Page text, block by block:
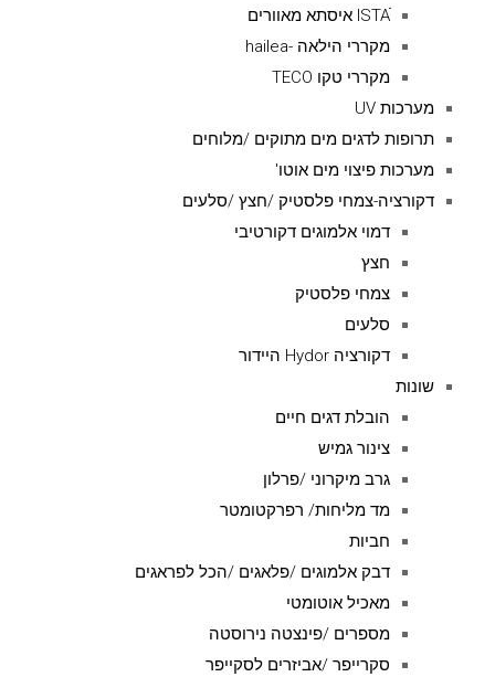
ISTAׁׂ איסתא מאוורים
מקררי הילאה -hailea
מקררי טקו TECO
מערכות UV
תרופות לדגים מים מתוקים /מלוחים
מערכות פיצוי מים אוטו'
דקורציה-צמחי פלסטיק /חצץ /סלעים
דמוי אלמוגים דקורטיבי
חצץ
צמחי פלסטיק
סלעים
דקורציה Hydor היידור
שונות
הובלת דגים חיים
צינור גמיש
גרב מיקרוני /פרלון
מד מליחות/ רפרקטומטר
חביות
דבק אלמוגים /פלאגים /הכל לפראגים
מאכיל אוטומטי
מספרים /פינצטה נירוסטה
סקרייפר /אביזרים לסקייפר